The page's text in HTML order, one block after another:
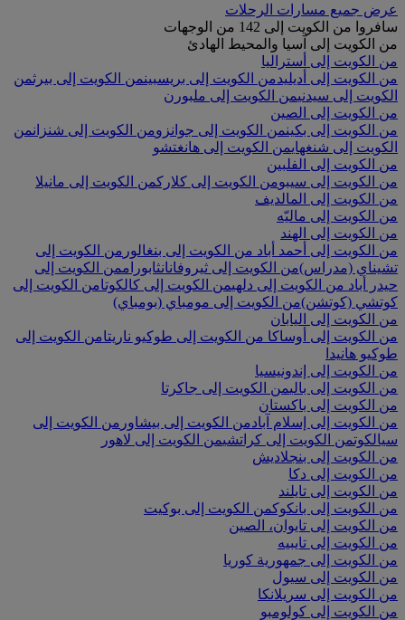
عرض جميع مسارات الرحلات
سافروا من الكويت إلى 142 من الوجهات
من الكويت إلى آسيا والمحيط الهادئ
من الكويت إلى أستراليا
من الكويت إلى أديليدمن الكويت إلى بريسبينمن الكويت إلى بيرثمن
الكويت إلى سيدنيمن الكويت إلى ملبورن
من الكويت إلى الصين
من الكويت إلى بكينمن الكويت إلى جوانزومن الكويت إلى شنزانمن
الكويت إلى شنغهايمن الكويت إلى هانغتشو
من الكويت إلى الفلبين
من الكويت إلى سيبومن الكويت إلى كلاركمن الكويت إلى مانيلا
من الكويت إلى المالديف
من الكويت إلى ماليّه
من الكويت إلى الهند
من الكويت إلى أحمد أباد من الكويت إلى بنغالور من الكويت إلى
تشيناي (مدراس)من الكويت إلى ثيروفانانثابوراممن الكويت إلى
حيدر أباد من الكويت إلى دلهيمن الكويت إلى كالكوتامن الكويت إلى
كوتشي (كوتشن)من الكويت إلى مومباي (بومباي)
من الكويت إلى اليابان
من الكويت إلى أوساكا من الكويت إلى طوكيو ناريتامن الكويت إلى
طوكيو هانيدا
من الكويت إلى إندونيسيا
من الكويت إلى باليمن الكويت إلى جاكرتا
من الكويت إلى باكستان
من الكويت إلى إسلام آبادمن الكويت إلى بيشاور من الكويت إلى
سيالكوتمن الكويت إلى كراتشيمن الكويت إلى لاهور
من الكويت إلى بنجلاديش
من الكويت إلى دكا
من الكويت إلى تايلند
من الكويت إلى بانكوكمن الكويت إلى بوكيت
من الكويت إلى تايوان، الصين
من الكويت إلى تايبيه
من الكويت إلى جمهورية كوريا
من الكويت إلى سيول
من الكويت إلى سريلانكا
من الكويت إلى كولومبو